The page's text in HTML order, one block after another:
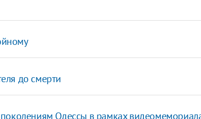
до смерти
Одессы в рамках